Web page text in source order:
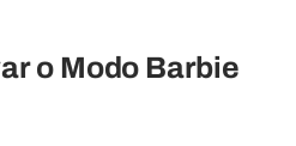
o Modo Barbie